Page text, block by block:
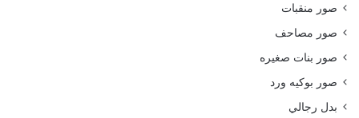
صور منقبات
صور مصاحف
صور بنات صغيره
صور بوكيه ورد
بدل رجالي